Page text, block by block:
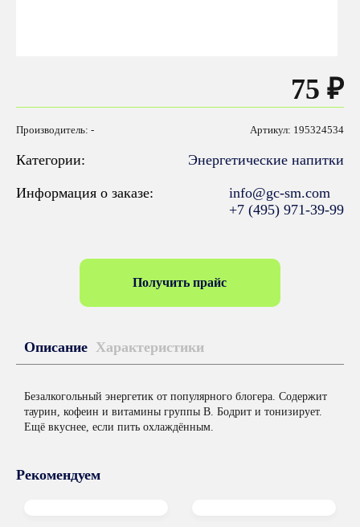
75 ₽
Производитель: - Артикул: 195324534
Категории: Энергетические напитки
Информация о заказе:
info@gc-sm.com
+7 (495) 971-39-99
Получить прайс
Описание Характеристики
Безалкогольный энергетик от популярного блогера. Содержит
таурин, кофеин и витамины группы В. Бодрит и тонизирует.
Ещё вкуснее, если пить охлаждённым.
Рекомендуем